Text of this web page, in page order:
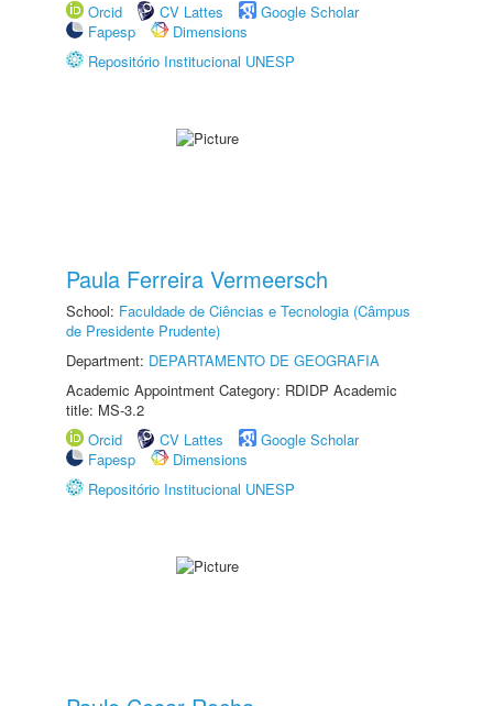
Orcid
CV Lattes
Google Scholar
Fapesp
Dimensions
Repositório Institucional UNESP
Paula Ferreira Vermeersch
School: Faculdade de Ciências e Tecnologia (Câmpus
de Presidente Prudente)
Department: DEPARTAMENTO DE GEOGRAFIA
Academic Appointment Category: RDIDP Academic
title: MS-3.2
Orcid
CV Lattes
Google Scholar
Fapesp
Dimensions
Repositório Institucional UNESP